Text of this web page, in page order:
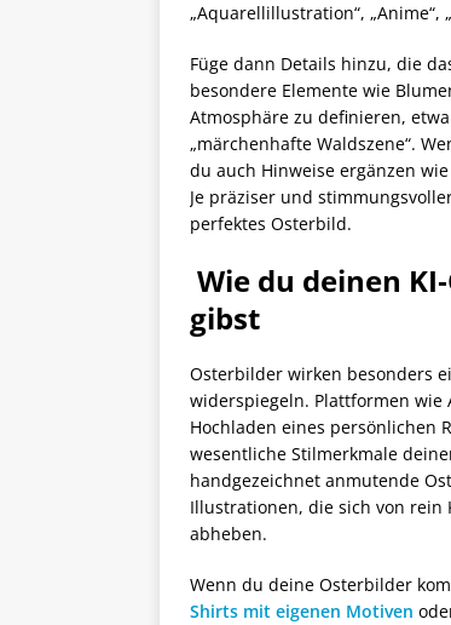
„Aquarellillustration“, „Anime“,
Füge dann Details hinzu, die
besondere Elemente wie
Atmosphäre zu definieren,
„märchenhafte Waldszene“.
du auch Hinweise ergänzen wie
Je präziser und
perfektes Osterbild.
Wie du deinen
gibst
Osterbilder wirken besonders
widerspiegeln. Plattformen wie
Hochladen eines persönlichen
wesentliche Stilmerkmale
handgezeichnet anmutende
Illustrationen, die sich von rein
abheben.
Wenn du deine Osterbilder
Shirts mit eigenen Motiven